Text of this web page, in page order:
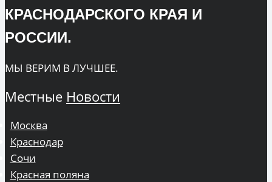
КРАСНОДАРСКОГО КРАЯ И
РОССИИ.
МЫ ВЕРИМ В ЛУЧШЕЕ.
Местные Новости
Москва
Краснодар
Сочи
Красная поляна